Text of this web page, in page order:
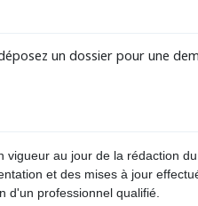
un dossier pour une
au jour de la rédaction
et des mises à jour
d'un professionnel qualifié.